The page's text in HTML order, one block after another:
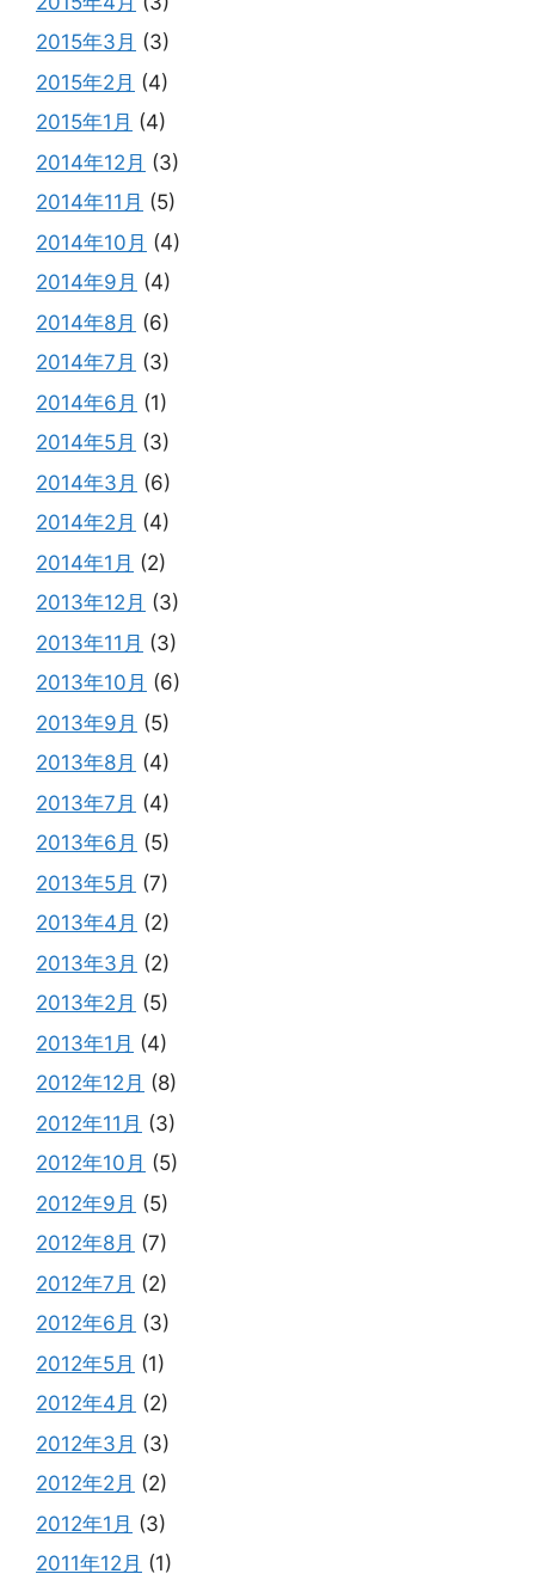
2015年3月 (3)
2015年2月 (4)
2015年1月 (4)
2014年12月 (3)
2014年11月 (5)
2014年10月 (4)
2014年9月 (4)
2014年8月 (6)
2014年7月 (3)
2014年6月 (1)
2014年5月 (3)
2014年3月 (6)
2014年2月 (4)
2014年1月 (2)
2013年12月 (3)
2013年11月 (3)
2013年10月 (6)
2013年9月 (5)
2013年8月 (4)
2013年7月 (4)
2013年6月 (5)
2013年5月 (7)
2013年4月 (2)
2013年3月 (2)
2013年2月 (5)
2013年1月 (4)
2012年12月 (8)
2012年11月 (3)
2012年10月 (5)
2012年9月 (5)
2012年8月 (7)
2012年7月 (2)
2012年6月 (3)
2012年5月 (1)
2012年4月 (2)
2012年3月 (3)
2012年2月 (2)
2012年1月 (3)
2011年12月 (1)